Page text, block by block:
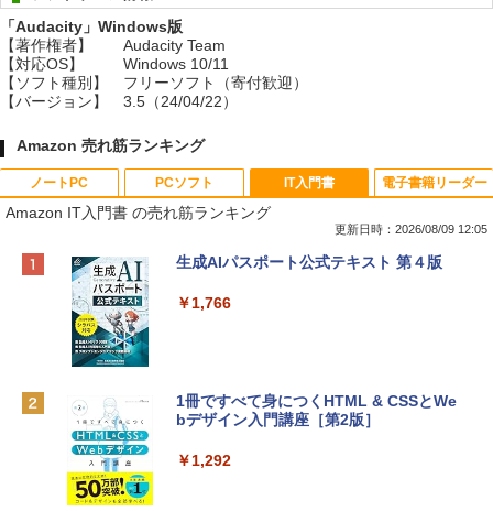
「Audacity」Windows版
【著作権者】
Audacity Team
【対応OS】
Windows 10/11
【ソフト種別】
フリーソフト（寄付歓迎）
【バージョン】
3.5（24/04/22）
Amazon 売れ筋ランキング
ノートPC
Apple 2026 MacBook Neo A18 Proチッ
e Intelligenceのために設計、Liquid Ret
￥119,800
tomtoc 360°保護 15.6 16インチ パソコ
PCソフト
Robloxギフトカード - 800 Robux 【限
インゲームコード】 ロブロックス | オン
Robloxギフトカード - 1000 Robux 【限
インゲームコード】 ロブロックス |オン
IT入門書
Amazon IT入門書 の売れ筋ランキング
更新日時：2026/08/09 12:05
生成AIパスポート公式テキスト 第４版
￥1,766
1冊ですべて身につくHTML & CSSとWe
bデザイン入門講座［第2版］
￥1,292
電子書籍リーダー